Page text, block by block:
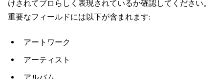
けされてプロらしく表現されているか確認してください。
重要なフィールドには以下が含まれます:
アートワーク
アーティスト